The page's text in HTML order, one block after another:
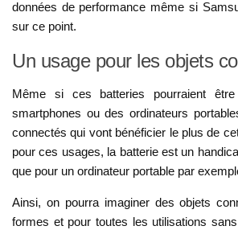
données de performance même si
sur ce point.
Un usage pour les objets
Même si ces batteries pourraient
smartphones ou des ordinateurs
connectés qui vont bénéficier le plus de
pour ces usages, la batterie est un
que pour un ordinateur portable par
Ainsi, on pourra imaginer des objets
formes et pour toutes les utilisations